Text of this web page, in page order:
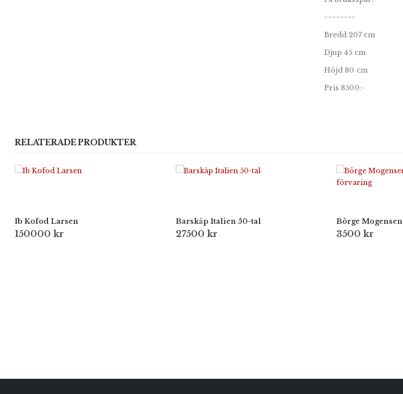
~~~~~~~~
Bredd 207 cm
Djup 45 cm
Höjd 80 cm
Pris 8500:-
RELATERADE PRODUKTER
Ib Kofod Larsen
150000 kr
Barskåp Italien 50-tal
27500 kr 3500 kr